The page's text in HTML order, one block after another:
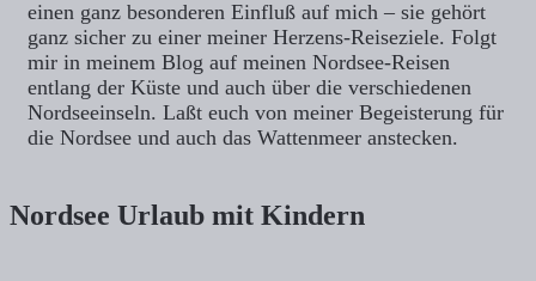
einen ganz besonderen Einfluß auf mich – sie gehört
ganz sicher zu einer meiner Herzens-Reiseziele. Folgt
mir in meinem Blog auf meinen Nordsee-Reisen
entlang der Küste und auch über die verschiedenen
Nordseeinseln. Laßt euch von meiner Begeisterung für
die Nordsee und auch das Wattenmeer anstecken.
Nordsee Urlaub mit Kindern